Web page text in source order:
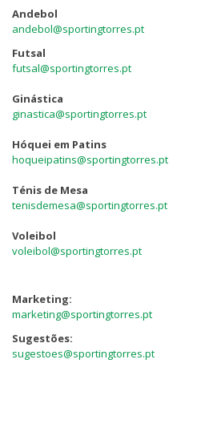
Andebol
andebol@sportingtorres.pt
Futsal
futsal@sportingtorres.pt
Ginástica
ginastica@sportingtorres.pt
Hóquei em Patins
hoqueipatins@sportingtorres.pt
Ténis de Mesa
tenisdemesa@sportingtorres.pt
Voleibol
voleibol@sportingtorres.pt
Marketing:
marketing@sportingtorres.pt
Sugestões:
sugestoes@sportingtorres.pt